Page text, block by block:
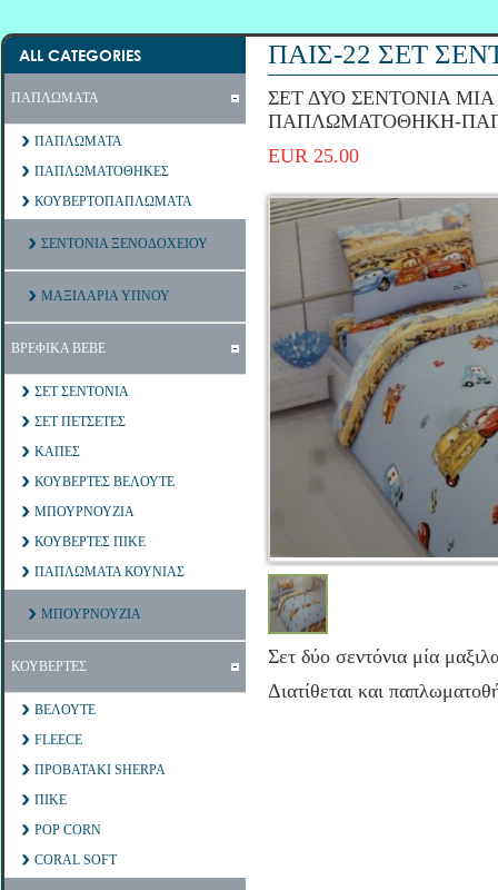
ALL CATEGORIES
ΠΑΠΛΩΜΑΤΑ
ΠΑΠΛΩΜΑΤΑ
ΠΑΠΛΩΜΑΤΟΘΗΚΕΣ
ΚΟΥΒΕΡΤΟΠΑΠΛΩΜΑΤΑ
ΣΕΝΤΟΝΙΑ ΞΕΝΟΔΟΧΕΙΟΥ
ΜΑΞΙΛΑΡΙΑ ΥΠΝΟΥ
ΒΡΕΦΙΚΑ ΒΕΒΕ
ΣΕΤ ΣΕΝΤΟΝΙΑ
ΣΕΤ ΠΕΤΣΕΤΕΣ
ΚΑΠΕΣ
ΚΟΥΒΕΡΤΕΣ ΒΕΛΟΥΤΕ
ΜΠΟΥΡΝΟΥΖΙΑ
ΚΟΥΒΕΡΤΕΣ ΠΙΚΕ
ΠΑΠΛΩΜΑΤΑ ΚΟΥΝΙΑΣ
ΜΠΟΥΡΝΟΥΖΙΑ
ΚΟΥΒΕΡΤΕΣ
ΒΕΛΟΥΤΕ
FLEECE
ΠΡΟΒΑΤΑΚΙ SHERPA
ΠΙΚΕ
POP CORN
CORAL SOFT
ΠΑΙΣ-22 ΣΕΤ
ΣΕΤ ΔΥΟ ΣΕΝΤΟΝΙΑ ΜΙΑ
ΠΑΠΛΩΜΑΤΟΘΗΚΗ-
EUR 25.00
Σετ δύο σεντόνια μία
Διατίθεται και